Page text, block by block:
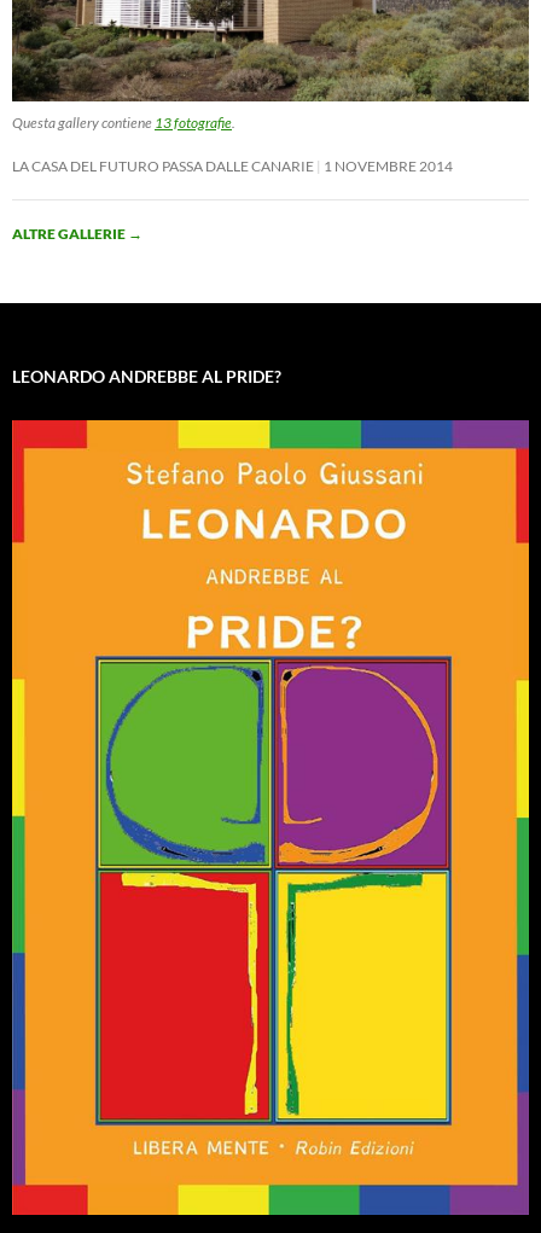
Questa gallery contiene 13 fotografie
LA CASA DEL FUTURO PASSA DALLE CANARIE 1 NOVEMBRE 2014
ALTRE GALLERIE →
LEONARDO ANDREBBE AL PRIDE?